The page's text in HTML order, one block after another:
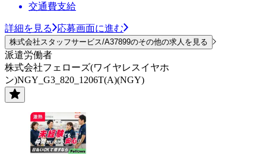
交通費支給
詳細を見る 応募画面に進む
株式会社スタッフサービス/A37899のその他の求人を見る
派遣労働者
株式会社フェローズ(ワイヤレスイヤホ
ン)NGY_G3_820_1206T(A)(NGY)